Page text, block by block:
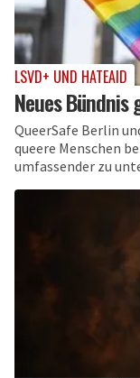
LSVD+ UND HATEAID
Neues Bündnis
QueerSafe Berlin
queere Menschen
umfassender zu